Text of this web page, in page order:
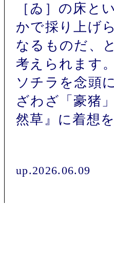
［ゐ］の床
かで採り上げ
なるものだ、
考えられます。
ソチラを念頭
ざわざ「豪猪
然草』に着想
up.2026.06.09